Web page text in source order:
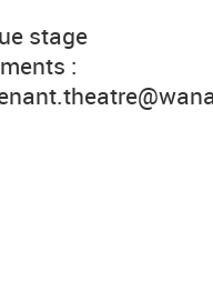
stage
: